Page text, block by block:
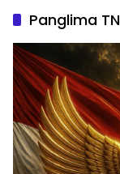
Panglima